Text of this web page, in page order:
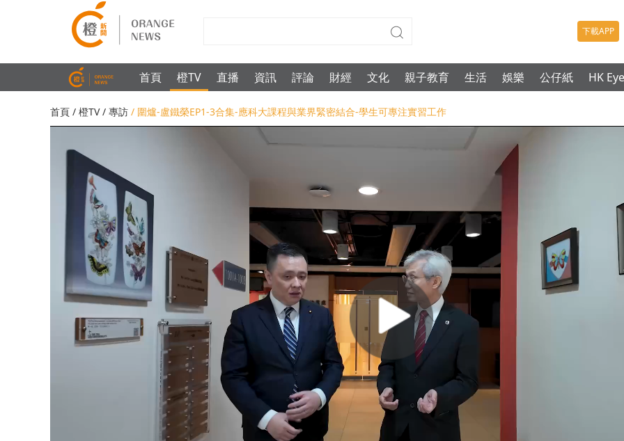
下載APP
首頁 橙TV 直播 資訊 評論 財經 文化 親子教育 生活 娛樂 公仔紙 HK Eye
首頁 / 橙TV/ 專訪 / 圍爐-盧鐵榮EP1-3合集-應科大課程與業界緊密結合-學生可專注實習工作